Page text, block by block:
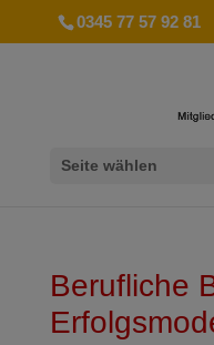
0345 77 57 92 81
Seite wählen
Berufliche